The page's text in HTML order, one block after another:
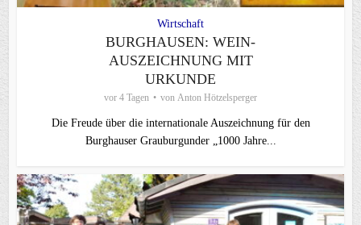
Wirtschaft
BURGHAUSEN: WEIN-
AUSZEICHNUNG MIT
URKUNDE
vor 4 Tagen von Anton Hötzelsperger
Die Freude über die internationale Auszeichnung für den
Burghauser Grauburgunder „1000 Jahre...